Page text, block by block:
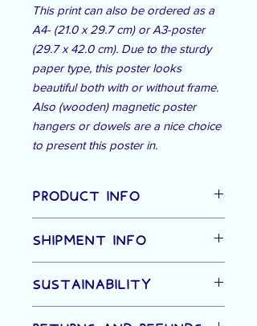
This print can also be ordered as a
A4- (21.0 x 29.7 cm) or A3-poster
(29.7 x 42.0 cm). Due to the sturdy
paper type, this poster looks
beautiful both with or without frame.
Also (wooden) magnetic poster
hangers or dowels are a nice choice
to present this poster in.
PRODUCT INFO
Afmetingen: 10,5 x 14,8 cm
Materiaal: stevig papier (300 g/m²) met
grovere textuur
Specificaties poster:
SHIPMENT INFO
van het aantal bestelde stuks, formaat
en gewicht. Hieronder vind je de
verzendkosten terug die gelden voor
SUSTAINABILITY